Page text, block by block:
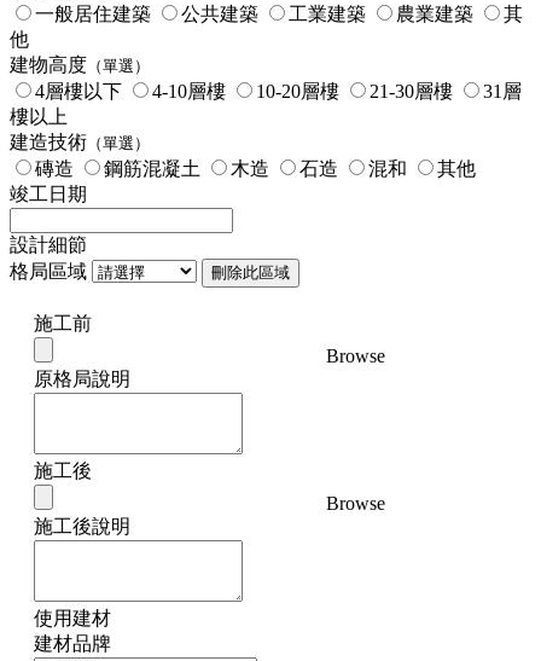
一般居住建築 公共建築 工業建築 農業建築
其
他
建物高度 （單選）
4層樓以下 4-10層樓 10-20層樓 21-30層樓
31層
樓以上
建造技術 （單選）
磚造 鋼筋混凝土 木造 石造 混和
其他
竣工日期
設計細節
格局區域
刪除此區域
施工前
Browse
原格局說明
施工後
Browse
施工後說明
使用建材
建材品牌